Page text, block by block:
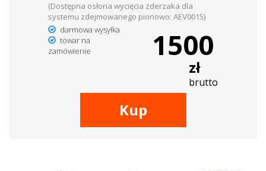
(Dostępna osłona wycięcia zderzaka dla
systemu zdejmowanego pionowo: AEV0015)
darmowa wysyłka
towar na
zamówienie
1500
zł
brutto
Kup